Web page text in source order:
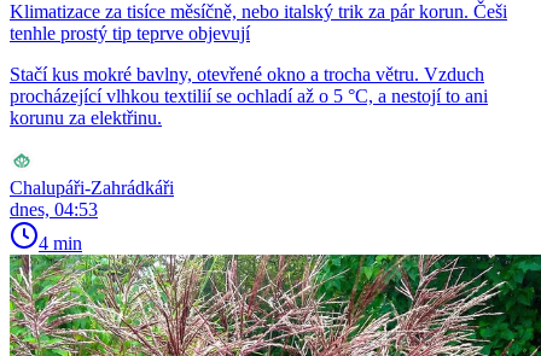
Klimatizace za tisíce měsíčně, nebo italský trik za pár korun. Češi
tenhle prostý tip teprve objevují
Stačí kus mokré bavlny, otevřené okno a trocha větru. Vzduch
procházející vlhkou textilií se ochladí až o 5 °C, a nestojí to ani
korunu za elektřinu.
Chalupáři-Zahrádkáři
dnes, 04:53
4 min